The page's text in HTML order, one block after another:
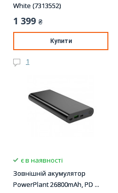
White (7313552)
1 399 ₴
Купити
1
є в наявності
Зовнішній акумулятор
PowerPlant 26800mAh, PD ...